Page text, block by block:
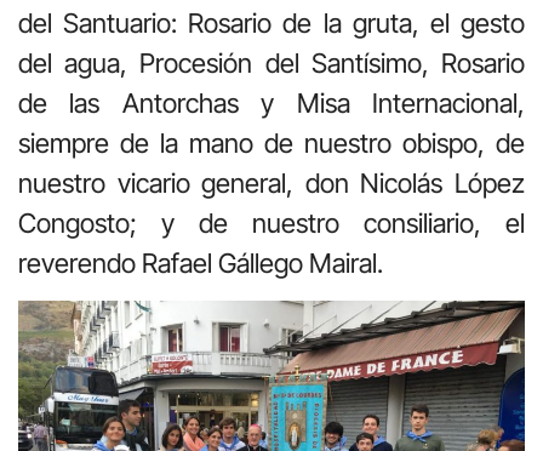
del Santuario: Rosario de la gruta, el gesto
del agua, Procesión del Santísimo, Rosario
de las Antorchas y Misa Internacional,
siempre de la mano de nuestro obispo, de
nuestro vicario general, don Nicolás López
Congosto; y de nuestro consiliario, el
reverendo Rafael Gállego Mairal.